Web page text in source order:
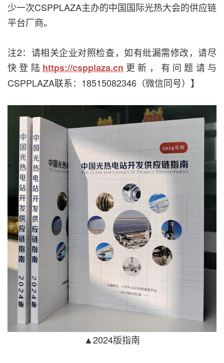
少一次CSPPLAZA主办的中国国际光热大会的供应链
平台厂商。
注2：请相关企业对照检查，如有纰漏需修改，请尽
快登陆 https://cspplaza.cn 更新，有问题请与
CSPPLAZA联系：18515082346（微信同号）】
▲2024版指南